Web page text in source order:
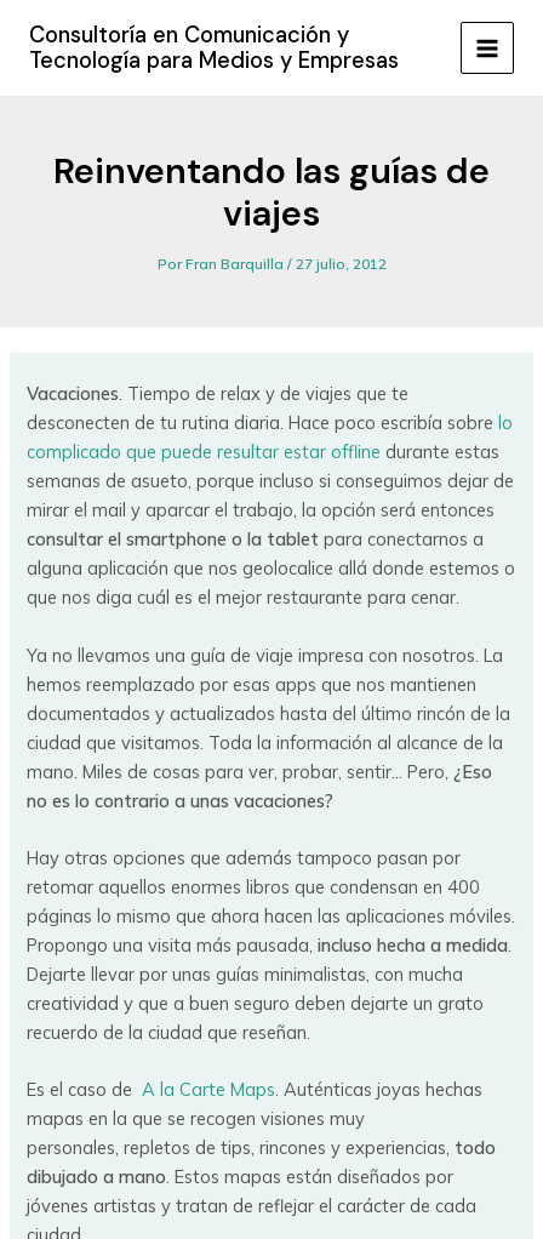
contenido
Consultoría en Comunicación y
Tecnología para Medios y Empresas
MAIN
Reinventando las guías de
viajes
PorFran Barquilla / 27 julio, 2012
Vacaciones. Tiempo de relax y de viajes que te
desconecten de tu rutina diaria. Hace poco escribía sobre lo
complicado que puede resultar estar offline durante estas
semanas de asueto, porque incluso si conseguimos dejar de
mirar el mail y aparcar el trabajo, la opción será entonces
consultar el smartphone o la tablet para conectarnos a
alguna aplicación que nos geolocalice allá donde estemos o
que nos diga cuál es el mejor restaurante para cenar.
Ya no llevamos una guía de viaje impresa con nosotros. La
hemos reemplazado por esas apps que nos mantienen
documentados y actualizados hasta del último rincón de la
ciudad que visitamos. Toda la información al alcance de la
mano. Miles de cosas para ver, probar, sentir… Pero, ¿Eso
no es lo contrario a unas vacaciones?
Hay otras opciones que además tampoco pasan por
retomar aquellos enormes libros que condensan en 400
páginas lo mismo que ahora hacen las aplicaciones móviles.
Propongo una visita más pausada,incluso hecha a medida.
Dejarte llevar por unas guías minimalistas, con mucha
creatividad y que a buen seguro deben dejarte un grato
recuerdo de la ciudad que reseñan.
Es el caso deA la Carte Maps. Auténticas joyas hechas
mapas en la que se recogen visiones muy
personales, repletos de tips, rincones y experiencias, todo
dibujado a mano. Estos mapas están diseñados por
jóvenes artistas y tratan de reflejar el carácter de cada